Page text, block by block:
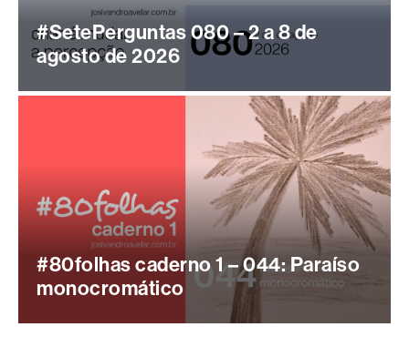
#SetePerguntas 080 – 2 a 8 de
agosto de 2026
#80folhas caderno 1 – 044: Paraíso
monocromático